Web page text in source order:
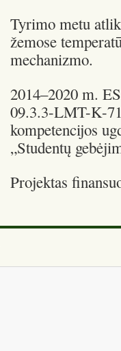
Tyrimo metu
žemose
mechanizmo.
2014–2020 m.
09.3.3-LMT-K-
kompetencijos
„Studentų
Projektas